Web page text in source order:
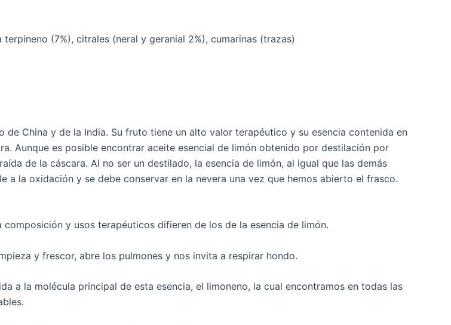
terpineno (7%), citrales (neral y geranial 2%), cumarinas (trazas)
China y de la India. Su fruto tiene un alto valor terapéutico y su esencia contenida en
Aunque es posible encontrar aceite esencial de limón obtenido por destilación por
de la cáscara. Al no ser un destilado, la esencia de limón, al igual que las demás
a la oxidación y se debe conservar en la nevera una vez que hemos abierto el frasco.
y usos terapéuticos difieren de los de la esencia de limón.
y frescor, abre los pulmones y nos invita a respirar hondo.
a la molécula principal de esta esencia, el limoneno, la cual encontramos en todas las